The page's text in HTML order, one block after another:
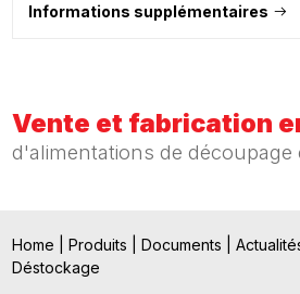
Informations supplémentaires
Vente et fabrication
d'alimentations de découpage
Home Produits Documents
Déstockage